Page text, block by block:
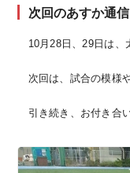
次回のあすか通
10月28日、29日は、
次回は、試合の模様
引き続き、お付き合